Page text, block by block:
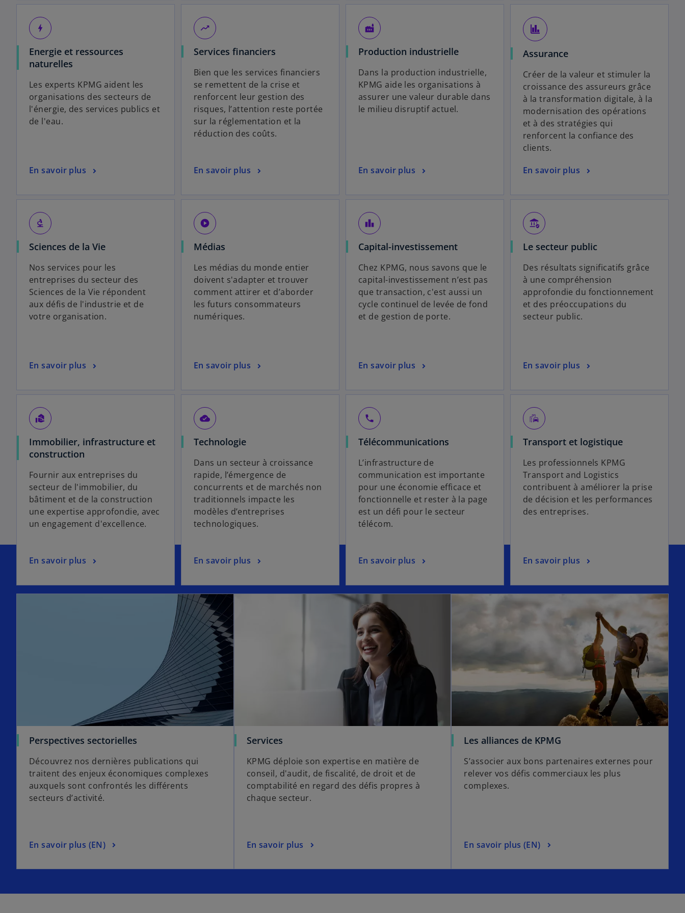
bolt
Energie et ressources
naturelles
Les experts KPMG aident les
organisations des secteurs de
l'énergie, des services publics et
de l'eau.
En savoir plus
moving
Services financiers
Bien que les services financiers
se remettent de la crise et
renforcent leur gestion des
risques, l’attention reste portée
sur la réglementation et la
réduction des coûts.
En savoir plus
factory
Production industrielle
Dans la production industrielle,
KPMG aide les organisations à
assurer une valeur durable dans
le milieu disruptif actuel.
En savoir plus
finance
Assurance
Créer de la valeur et stimuler la
croissance des assureurs grâce
à la transformation digitale, à la
modernisation des opérations
et à des stratégies qui
renforcent la confiance des
clients.
En savoir plus
biotech
Sciences de la Vie
Nos services pour les
entreprises du secteur des
Sciences de la Vie répondent
aux défis de l'industrie et de
votre organisation.
En savoir plus
play_circle
Médias
Les médias du monde entier
doivent s'adapter et trouver
comment attirer et d’aborder
les futurs consommateurs
numériques.
En savoir plus
leaderboard
Capital-investissement
Chez KPMG, nous savons que le
capital-investissement n’est pas
que transaction, c'est aussi un
cycle continuel de levée de fond
et de gestion de porte.
En savoir plus
assured_workload
Le secteur public
Des résultats significatifs grâce
à une compréhension
approfondie du fonctionnement
et des préoccupations du
secteur public.
En savoir plus
real_estate_agent
Immobilier, infrastructure et
construction
Fournir aux entreprises du
secteur de l'immobilier, du
bâtiment et de la construction
une expertise approfondie, avec
un engagement d'excellence.
En savoir plus
cloud_done
Technologie
Dans un secteur à croissance
rapide, l’émergence de
concurrents et de marchés non
traditionnels impacte les
modèles d’entreprises
technologiques.
En savoir plus
local_phone
Télécommunications
L’infrastructure de
communication est importante
pour une économie efficace et
fonctionnelle et rester à la page
est un défi pour le secteur
télécom.
En savoir plus
emoji_transportation
Transport et logistique
Les professionnels KPMG
Transport and Logistics
contribuent à améliorer la prise
de décision et les performances
des entreprises.
En savoir plus
Perspectives sectorielles
o
u
v
Découvrez nos dernières publications qui
traitent des enjeux économiques complexes
auxquels sont confrontés les différents
secteurs d’activité.
En savoir plus (EN)
s
o
v
s’ouvre dans un nouvel onglet
Services
KPMG déploie son expertise en matière de
conseil, d'audit, de fiscalité, de droit et de
comptabilité en regard des défis propres à
chaque secteur.
En savoir plus
Les alliances de KPMG
o
u
S’associer aux bons partenaires externes pour
relever vos défis commerciaux les plus
complexes.
En savoir plus (EN)
s
o
v
s’ouvre dans un nouvel onglet